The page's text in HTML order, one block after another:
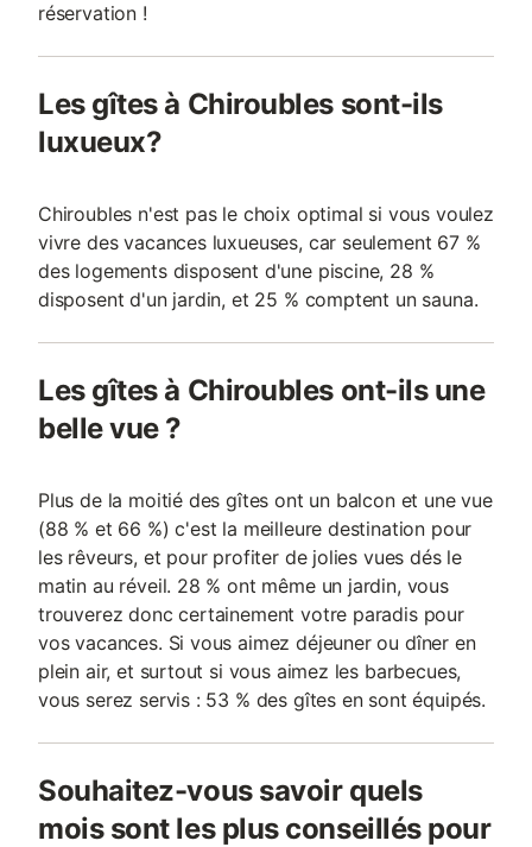
réservation !
Les gîtes à Chiroubles sont-ils
luxueux?
Chiroubles n'est pas le choix optimal si vous voulez
vivre des vacances luxueuses, car seulement 67 %
des logements disposent d'une piscine, 28 %
disposent d'un jardin, et 25 % comptent un sauna.
Les gîtes à Chiroubles ont-ils une
belle vue ?
Plus de la moitié des gîtes ont un balcon et une vue
(88 % et 66 %) c'est la meilleure destination pour
les rêveurs, et pour profiter de jolies vues dés le
matin au réveil. 28 % ont même un jardin, vous
trouverez donc certainement votre paradis pour
vos vacances. Si vous aimez déjeuner ou dîner en
plein air, et surtout si vous aimez les barbecues,
vous serez servis : 53 % des gîtes en sont équipés.
Souhaitez-vous savoir quels
mois sont les plus conseillés pour